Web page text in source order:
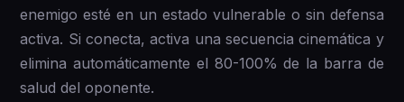
enemigo esté en un estado vulnerable o sin defensa
activa. Si conecta, activa una secuencia cinemática y
elimina automáticamente el 80-100% de la barra de
salud del oponente.